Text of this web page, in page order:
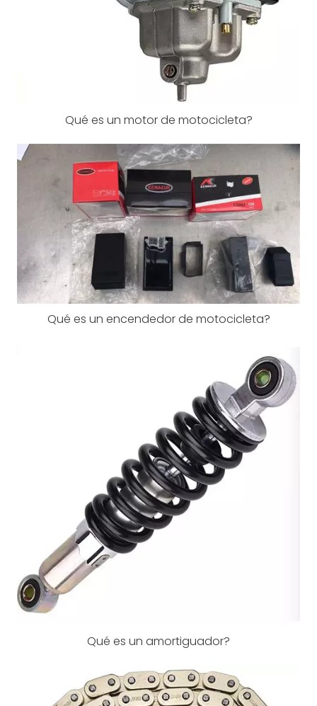
Qué es un motor de motocicleta?
Qué es un encendedor de motocicleta?
Qué es un amortiguador?